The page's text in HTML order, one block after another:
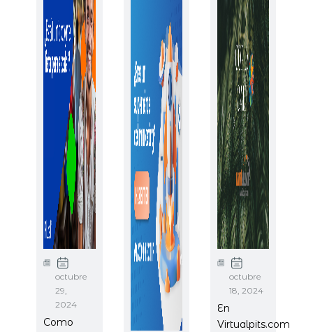
octubre
29,
2024
Como
octubre
18, 2024
En
Virtualpits.com